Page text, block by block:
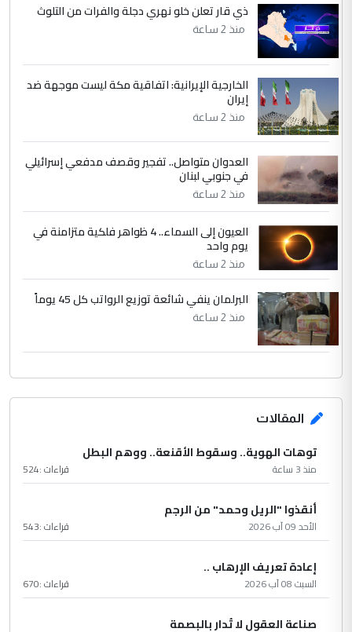
ذي قار تعلن خلو نهري دجلة والفرات من التلوث
منذ 2 ساعة
الخارجية الإيرانية: اتفاقية مكة ليست موجهة ضد
إيران
منذ 2 ساعة
العدوان متواصل.. تفجير وقصف مدفعي إسرائيلي
في جنوبي لبنان
منذ 2 ساعة
العيون إلى السماء.. 4 ظواهر فلكية متزامنة في
يوم واحد
منذ 2 ساعة
البرلمان ينفي شائعة توزيع الرواتب كل 45 يوماً
منذ 2 ساعة
المقالات
توهات الهوية.. وسقوط الأقنعة.. ووهم البطل
منذ 3 ساعة قراءات :524
أنقذوا "الريل وحمد" من الرجم
الأحد 09 آب 2026 قراءات :543
إعادة تعريف الإرهاب ..
السبت 08 آب 2026 قراءات :670
صناعة العقول لا تُدار بالبصمة